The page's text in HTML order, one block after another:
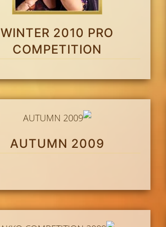
WINTER 2010 PRO
COMPETITION
AUTUMN 2009